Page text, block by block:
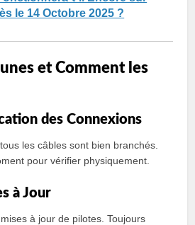
le 14 Octobre 2025 ?
et Comment les
des Connexions
les câbles sont bien branchés.
pour vérifier physiquement.
à Jour
à jour de pilotes. Toujours